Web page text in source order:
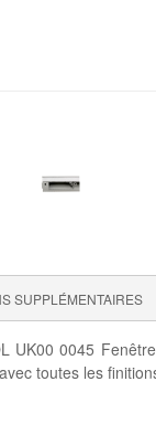
SUPPLÉMENTAIRES
UK00 0045
toutes les